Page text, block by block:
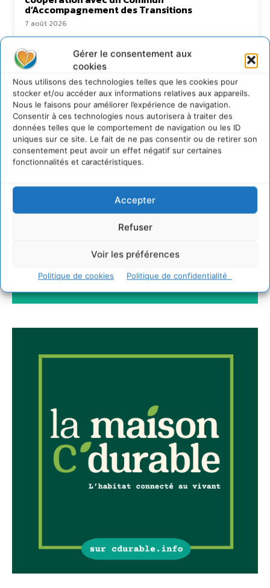
Gérer le consentement aux
cookies
Nous utilisons des technologies telles que les cookies pour
stocker et/ou accéder aux informations relatives aux appareils.
Nous le faisons pour améliorer l’expérience de navigation.
Consentir à ces technologies nous autorisera à traiter des
données telles que le comportement de navigation ou les ID
uniques sur ce site. Le fait de ne pas consentir ou de retirer son
consentement peut avoir un effet négatif sur certaines
fonctionnalités et caractéristiques.
Accepter
Refuser
Voir les préférences
Politique de cookies Politique de confidentialité
d’Accompagnement des Transitions
7 août 2026
Soutenir un pastoralisme durable en faveur de
socio-écosystèmes résilients
6 août 2026
S’inspirer de l’arbre pour un modèle
économique régénératif du vivant …
5 août 2026
IPBES : le « GIEC de la biodiversité » appelle les
entreprises à devenir des alliées du vivant
4 août 2026
Newsletter
JE M'ABONNE